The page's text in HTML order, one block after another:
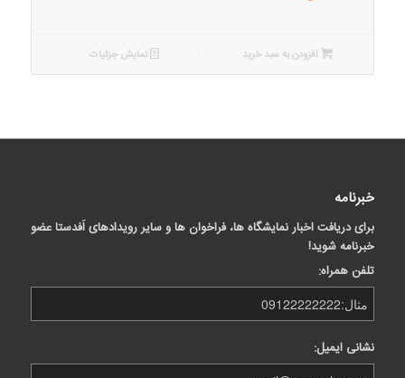
افزودن به سبد خرید نمایش جزئیات
خبرنامه
برای دریافت اخبار نمایشگاه ها، فراخوان ها و سایر رویدادهای اَفدستا عضو
خبرنامه شوید!
تلفن همراه:
نشانی ایمیل: